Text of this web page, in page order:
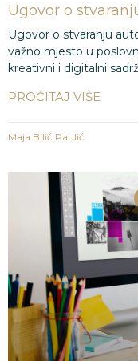
Ugovor o
Ugovor o stvaranju
važno mjesto u
kreativni i digitalni
PROČITAJ VIŠE
Maja Bilić Paulić